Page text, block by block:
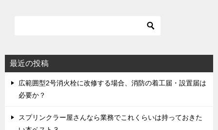
最近の投稿
広範囲型2号消火栓に改修する場合、消防の着工届・設置届は
必要か？
スプリンクラー屋さんなら業務でこれくらいは持っておきた